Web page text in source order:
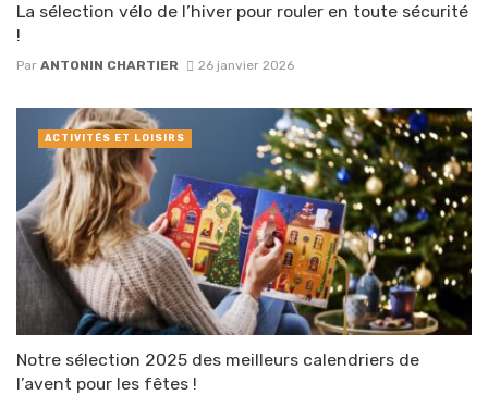
La sélection vélo de l’hiver pour rouler en toute sécurité
!
Par ANTONIN CHARTIER 26 janvier 2026
Notre sélection 2025 des meilleurs calendriers de
l’avent pour les fêtes !
ACTIVITÉS ET LOISIRS